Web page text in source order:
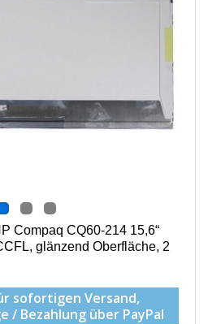
Compaq CQ60-214 15,6“
g länzend Oberfläche, 2
sofortigen Versand,
/ Bezahlung über PayPal